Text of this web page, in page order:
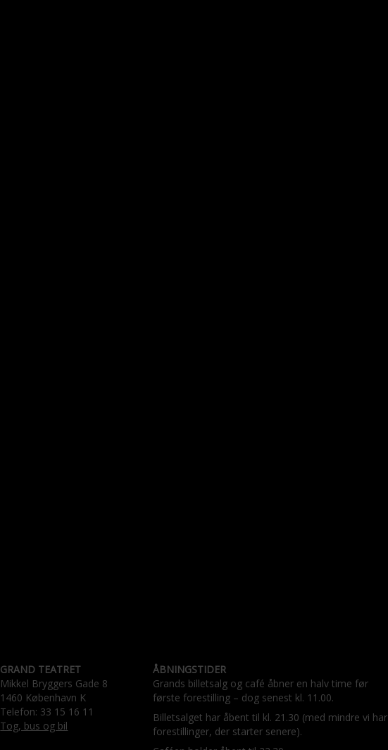
GRAND TEATRET
Mikkel Bryggers Gade 8
1460 København K
Telefon: 33 15 16 11
Tog, bus og bil
ÅBNINGSTIDER
Grands billetsalg og café åbner en halv time før
første forestilling – dog senest kl. 11.00.
Billetsalget har åbent til kl. 21.30 (med mindre vi har
forestillinger, der starter senere).